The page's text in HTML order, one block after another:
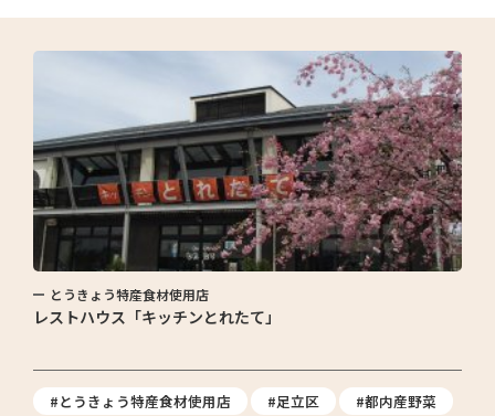
とうきょう特産食材使用店
レストハウス「キッチンとれたて」
#とうきょう特産食材使用店 #足立区
#都内産野菜